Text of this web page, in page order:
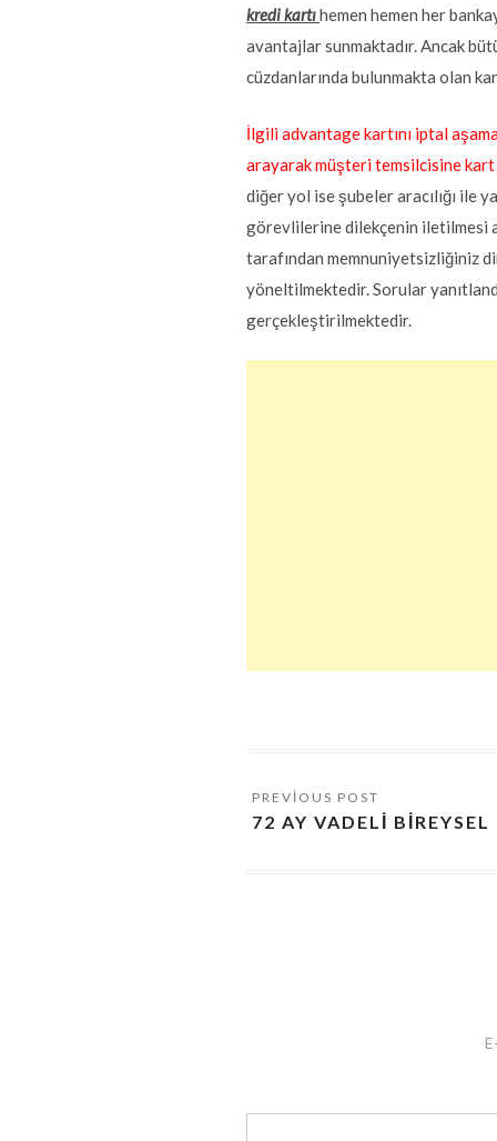
kredi kartıhemen hemen her
avantajlar sunmaktadır. Ancak
cüzdanlarında bulunmakta olan
İlgili advantage kartını iptal
arayarak müşteri temsilcisine
diğer yol ise şubeler aracılığı ile
görevlilerine dilekçenin iletilmesi
tarafından memnuniyetsizliğiniz
yöneltilmektedir. Sorular
gerçekleştirilmektedir.
72 AY VADELI